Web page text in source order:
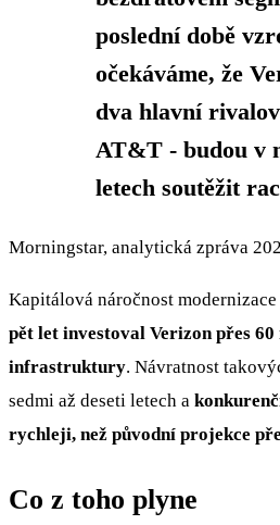
poslední době
očekáváme, že
dva hlavní
AT&T - budou v
letech soutěžit
Morningstar, analytická zpráva
Kapitálová náročnost modernizace
pět let investoval Verizon přes
infrastruktury. Návratnost
sedmi až deseti letech a
rychleji, než původní projekce
Co z toho plyne